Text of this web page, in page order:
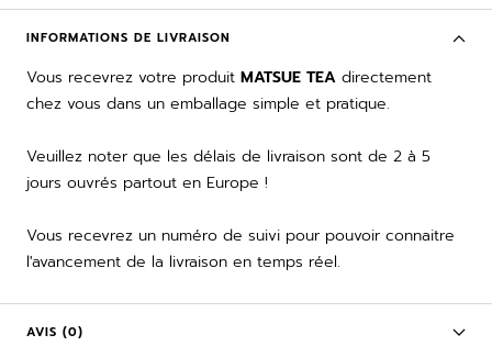
INFORMATIONS DE LIVRAISON
Vous recevrez votre produit MATSUE TEA directement
chez vous dans un emballage simple et pratique.
Veuillez noter que les délais de livraison sont de 2 à 5
jours ouvrés partout en Europe !
Vous recevrez un numéro de suivi pour pouvoir connaitre
l'avancement de la livraison en temps réel.
AVIS (0)